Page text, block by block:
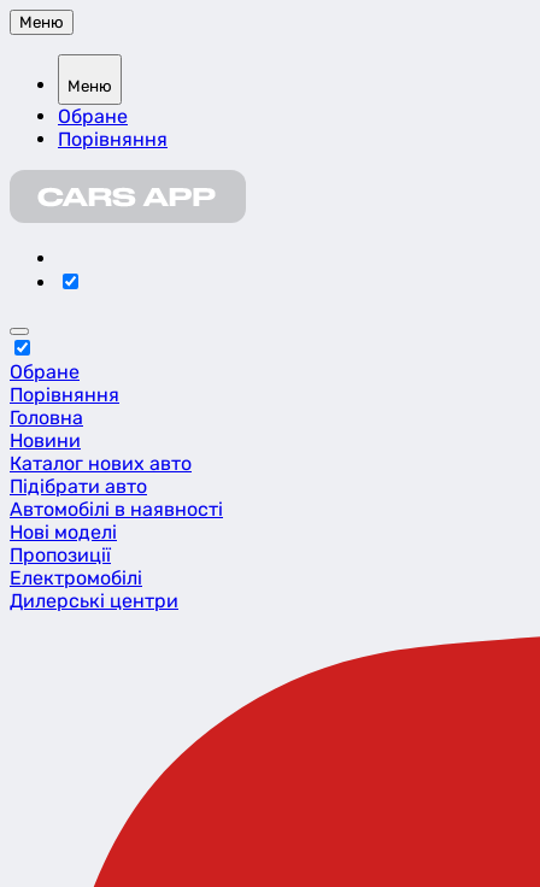
Меню
Меню
Обране
Порівняння
Обране
Порівняння
Головна
Новини
Каталог нових авто
Підібрати авто
Автомобілі в наявності
Нові моделі
Пропозиції
Eлектромобілі
Дилерські центри